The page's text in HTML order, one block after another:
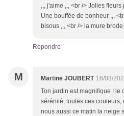
,,, j'aime ,,, <br /> Jolies
Une bouffée de bonheur ,,,
bisous ,,, <br /> la mure brode
Répondre
M Martine JOUBERT 16/03/
Ton jardin est magnifique ! le
sérénité, toutes ces
nous aussi ce matin la neige